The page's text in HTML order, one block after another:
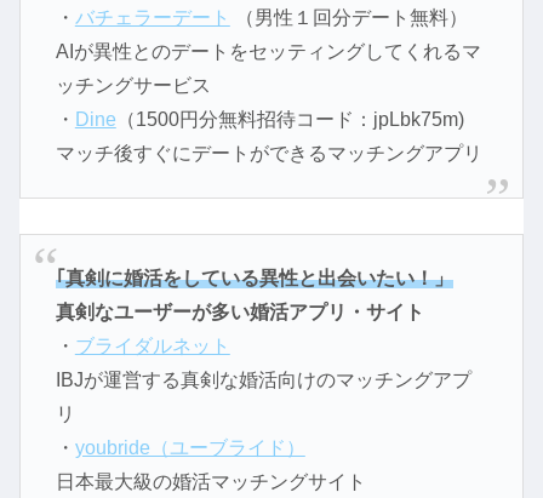
・ バチェラーデート
（男性１回分デート無料）
AIが異性とのデートをセッティングしてくれるマ
ッチングサービス
・ Dine （1500円分無料招待コード：jpLbk75m)
マッチ後すぐにデートができるマッチングアプリ
｢真剣に婚活をしている異性と出会いたい！」
真剣なユーザーが多い婚活アプリ・サイト
・ ブライダルネット
IBJが運営する真剣な婚活向けのマッチングアプ
リ
・ youbride（ユーブライド）
日本最大級の婚活マッチングサイト